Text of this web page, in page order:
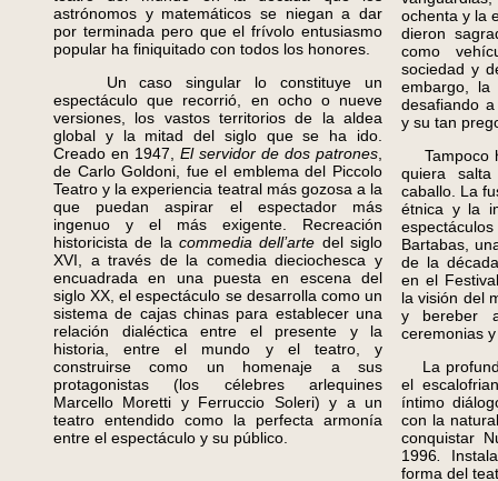
astrónomos y matemáticos se niegan a dar
por terminada pero que el frívolo entusiasmo
popular ha finiquitado con todos los honores.
Un caso singular lo constituye un
espectáculo que recorrió, en ocho o nueve
versiones, los vastos territorios de la aldea
global y la mitad del siglo que se ha ido.
Creado en 1947, El servidor de dos patrones
de Carlo Goldoni, fue el emblema del Piccolo
Teatro y la experiencia teatral más gozosa a la
que puedan aspirar el espectador más
ingenuo y el más exigente. Recreación
historicista de la commedia dell’arte del siglo
XVI, a través de la comedia dieciochesca y
encuadrada en una puesta en escena del
siglo XX, el espectáculo se desarrolla como un
sistema de cajas chinas para establecer una
relación dialéctica entre el presente y la
historia, entre el mundo y el teatro, y
construirse como un homenaje a sus
protagonistas (los célebres arlequines
Marcello Moretti y Ferruccio Soleri) y a un
teatro entendido como la perfecta armonía
entre el espectáculo y su público.
ochenta y la
dieron
como
sociedad y
embargo,
desafiando
y su tan
Tampoco
quiera
caballo. La
étnica y la
Bartabas,
de la
en el
la visión del
y bereber
ceremonias
La
el
íntimo
con la
conquistar
1996
forma del